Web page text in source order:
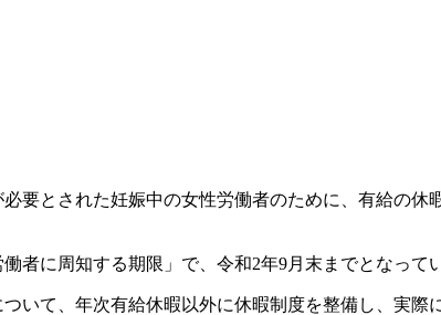
とされた妊娠中の女性労働者のために、有給の休
に周知する期限」で、令和2年9月末までとなって
いて、年次有給休暇以外に休暇制度を整備し、実際